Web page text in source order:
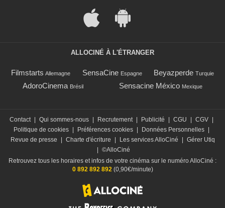
ALLOCINÉ À L'ÉTRANGER
Filmstarts Allemagne SensaCine Espagne Beyazperde Turquie
AdoroCinema Brésil Sensacine México Mexique
Contact Qui sommes-nous Recrutement Publicité CGU CGV
Politique de cookies
Préférences cookies Données Personnelles
Revue de presse
Charte d'écriture Les services AlloCiné
Gérer Utiq
©AlloCiné
Retrouvez tous les horaires et infos de votre cinéma sur le numéro AlloCiné :
0 892 892 892(0,90€/minute)